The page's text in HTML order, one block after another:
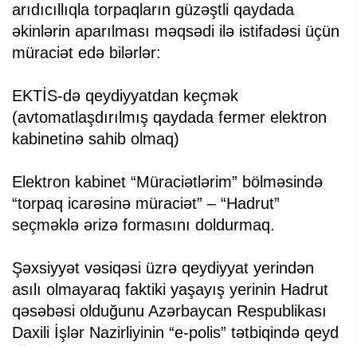
arıdıcıllıqla torpaqların güzəştli qaydada
əkinlərin aparılması məqsədi ilə istifadəsi üçün
müraciət edə bilərlər:
EKTİS-də qeydiyyatdan keçmək
(avtomatlaşdırılmış qaydada fermer elektron
kabinetinə sahib olmaq)
Elektron kabinet “Müraciətlərim” bölməsində
“torpaq icarəsinə müraciət” – “Hadrut”
seçməklə ərizə formasını doldurmaq.
Şəxsiyyət vəsiqəsi üzrə qeydiyyat yerindən
asılı olmayaraq faktiki yaşayış yerinin Hadrut
qəsəbəsi olduğunu Azərbaycan Respublikası
Daxili İşlər Nazirliyinin “e-polis” tətbiqində qeyd